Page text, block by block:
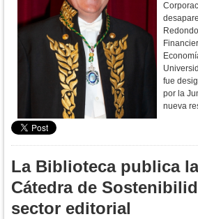
fue
por la
nueva
La Biblioteca publica
Cátedra de
sector editorial